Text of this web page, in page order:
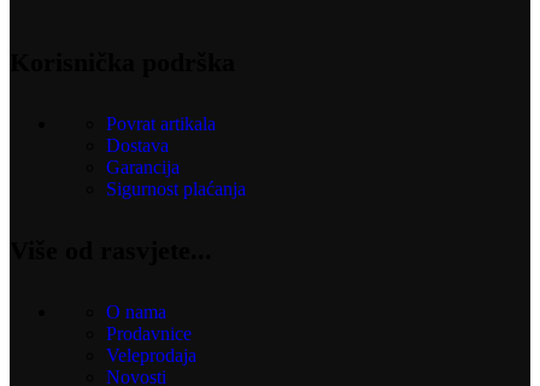
Povrat artikala
Dostava
Garancija
Sigurnost plaćanja
O nama
Prodavnice
Veleprodaja
Novosti